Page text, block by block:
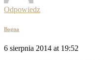
Odpowiedz
Bogna
6 sierpnia 2014 at 19:52